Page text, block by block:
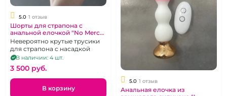
5.0 1 отзыв
Шорты для страпона с
анальной елочкой "No Mercy"
Craizer
Невероятно крутые трусики
для страпона с насадкой
В наличии: 4 шт.
3 500 pуб.
В корзину
5.0 1 отзыв
Анальная елочка из